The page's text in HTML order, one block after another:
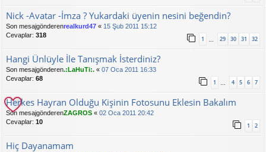
Nick -Avatar -İmza ? Yukardaki üyenin nesini beğendin?
Son mesajgönderenrealkurd47 « 15 Şub 2011 15:12
Cevaplar: 318 1 … 29 30 31 32
Hangi Ünlüyle İle Tanışmak İsterdiniz?
Son mesajgönderen.:LaHuTi:. « 07 Oca 2011 16:33
Cevaplar: 68 1 … 4 5 6 7
Herkes Hayran Olduğu Kişinin Fotosunu Eklesin Bakalım
Son mesajgönderenZAGROS « 02 Oca 2011 20:42
Cevaplar: 10 1 2
Hiç Dayanamam